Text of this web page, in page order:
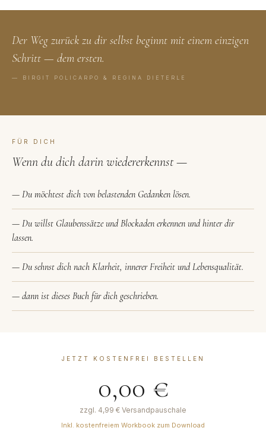
Der Weg zurück zu dir selbst beginnt mit einem einzigen
Schritt — dem ersten.
— BIRGIT POLICARPO & REGINA DIETERLE
FÜR DICH
Wenn du dich darin wiedererkennst —
— Du möchtest dich von belastenden Gedanken lösen.
— Du willst Glaubenssätze und Blockaden erkennen und hinter dir
lassen.
— Du sehnst dich nach Klarheit, innerer Freiheit und Lebensqualität.
— dann ist dieses Buch für dich geschrieben.
JETZT KOSTENFREI BESTELLEN
0,00 €
zzgl. 4,99 € Versandpauschale
Inkl. kostenfreiem Workbook zum Download